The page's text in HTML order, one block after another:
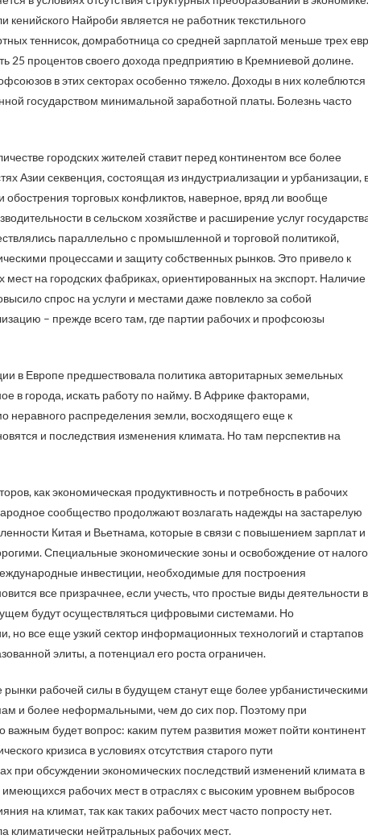
Найроби является не работник текстильного
теннисок, домработница со средней зарплатой меньше трех
25 процентов своего дохода предприятию в Кремниевой долине.
в этих секторах особенно тяжело. Доходы в них колеблются
государством минимальной заработной платы. Болезнь часто
городских жителей ставит перед континентом все более
Азии секвенция, состоящая из индустриализации и урбанизации,
торговых конфликтов, наверное, вряд ли вообще
в сельском хозяйстве и расширение услуг
параллельно с промышленной и торговой политикой,
процессами и защиту собственных рынков. Это привело к
на городских фабриках, ориентированных на экспорт. Наличие
спрос на услуги и местами даже повлекло за собой
– прежде всего там, где партии рабочих и профсоюзы
в Европе предшествовала политика авторитарных земельных
в города, искать работу по найму. В Африке факторами,
неравного распределения земли, восходящего еще к
и последствия изменения климата. Но там перспектив на
как экономическая продуктивность и потребность в рабочих
сообщество продолжают возлагать надежды на застарелую
Китая и Вьетнама, которые в связи с повышением зарплат и
Специальные экономические зоны и освобождение от
инвестиции, необходимые для построения
все призрачнее, если учесть, что простые виды деятельности в
будут осуществляться цифровыми системами. Но
но все еще узкий сектор информационных технологий и стартапов
элиты, а потенциал его роста ограничен.
рынки рабочей силы в будущем станут еще более
и более неформальными, чем до сих пор. Поэтому при
будет вопрос: каким путем развития может пойти континент
кризиса в условиях отсутствия старого пути
при обсуждении экономических последствий изменений климата в
имеющихся рабочих мест в отраслях с высоким уровнем выбросов
на климат, так как таких рабочих мест часто попросту нет.
климатически нейтральных рабочих мест.